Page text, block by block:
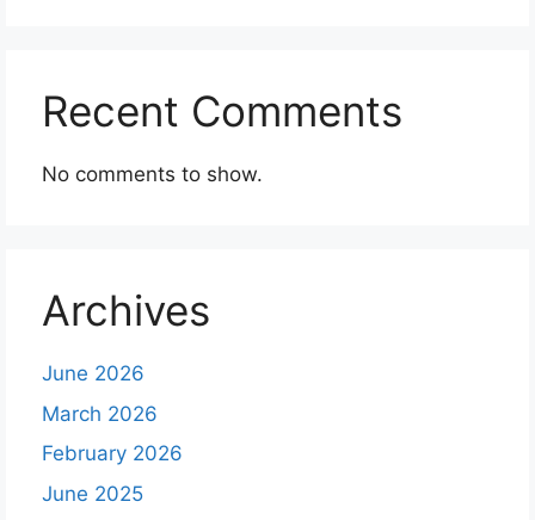
Recent Comments
No comments to show.
Archives
June 2026
March 2026
February 2026
June 2025